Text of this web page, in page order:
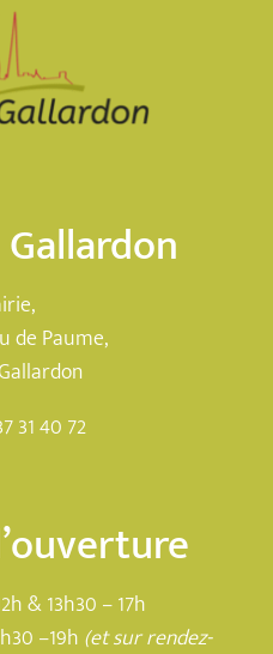
de Paume,
31 40 72
& 13h30 – 17h
–19h (et sur rendez-